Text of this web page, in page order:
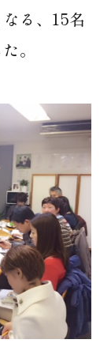
る、15名
。